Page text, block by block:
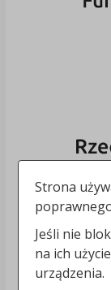
Strona
Jeśli nie
na ich
urządzenia.